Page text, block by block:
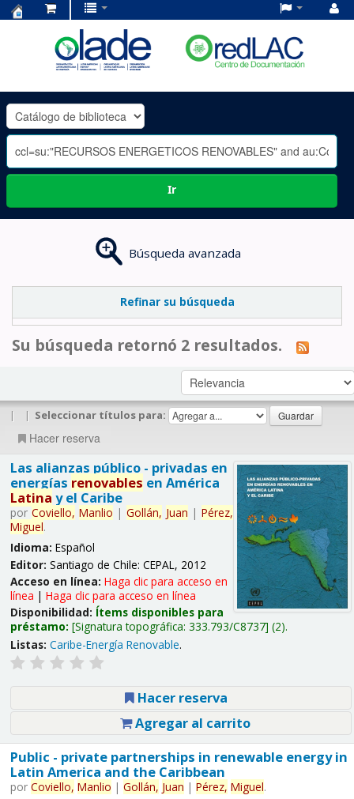
OLADE
-
Ir
Búsqueda avanzada
Refinar su búsqueda
Su búsqueda retornó 2 resultados.
| | Seleccionar títulos para:
Hacer reserva
Las alianzas público - privadas en
energías renovables en América
Latina y el Caribe
por Coviello, Manlio | Gollán, Juan | Pérez,
Miguel.
Idioma: Español
Editor: Santiago de Chile: CEPAL, 2012
Acceso en línea: Haga clic para acceso en
línea | Haga clic para acceso en línea
Disponibilidad: Ítems disponibles para
préstamo: Signatura topográfica: 333.793/C8737 (2).
Listas: Caribe-Energía Renovable.
Hacer reserva
Agregar al carrito
Public - private partnerships in renewable energy in
Latin America and the Caribbean
por Coviello, Manlio | Gollán, Juan | Pérez, Miguel.